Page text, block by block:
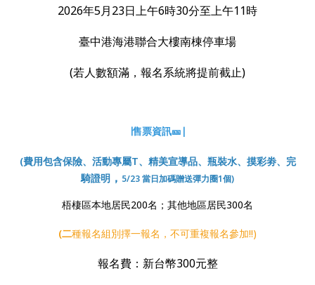
2026年5月23日上午6時30分至上午11時
臺中港海港聯合大樓南棟停車場
(若人數額滿，報名系統將提前截止)
∣售票資訊🎫∣
(費用包含保險、活動專屬T、精美宣導品、瓶裝水、摸彩劵、完
騎證明 ， 5/23 當日加碼贈送彈力圈1個)
梧棲區本地居民200名；其他地區居民300名
(二種報名組別擇一報名，不可重複報名參加!!)
報名費：新台幣300元整